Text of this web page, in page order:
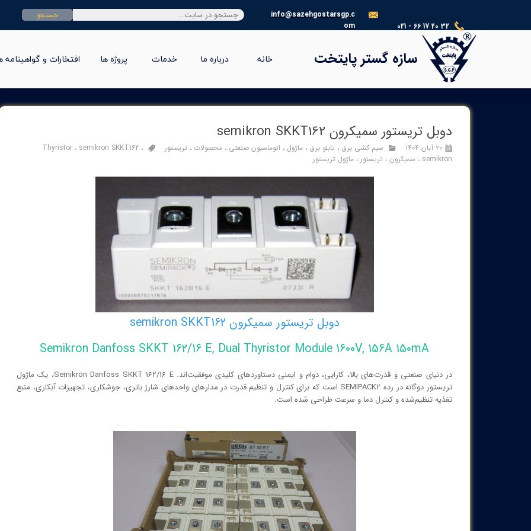
021 - 66 17 20 32
info@sazehgostarsgp.c
om
جستجو
سازه گستر پایتخت
®​​​​​​​
خانه درباره ما خدمات پروژه ها افتخارات و گواهینامه
دوبل تریستور سمیکرون semikron SKKT162
۲۰ آبان ۱۴۰۴ سیم کشی برق ، تابلو برق ، ماژول ، اتوماسیون صنعتی ، محصولات ، تریستور Thyristor ، semikron SKKT162 ،
semikron ، سمیکرون ، تریستور ، ماژول تریستور
دوبل تریستور سمیکرون semikron SKKT162
Semikron Danfoss SKKT 162/16 E, Dual Thyristor Module 1600V, 156A 150mA
در دنیای صنعتی و قدرت‌های بالا، کارایی، دوام و ایمنی دستاوردهای کلیدی موفقیت‌اند. Semikron Danfoss SKKT 162/16 E، یک ماژول
تریستور دوگانه در رده SEMIPACK2 است که برای کنترل و تنظیم قدرت در مدارهای واحدهای شارژ باتری، جوشکاری، تجهیزات آبکاری، منبع
تغذیه تنظیم‌شده و کنترل دما و سرعت طراحی شده است.